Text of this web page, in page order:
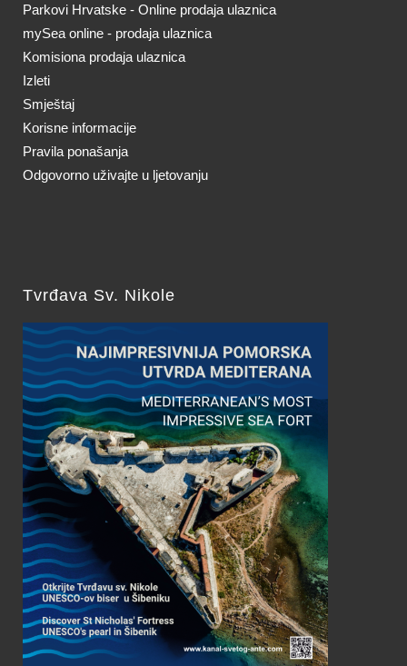
Parkovi Hrvatske - Online prodaja ulaznica
mySea online - prodaja ulaznica
Komisiona prodaja ulaznica
Izleti
Smještaj
Korisne informacije
Pravila ponašanja
Odgovorno uživajte u ljetovanju
Tvrđava Sv. Nikole